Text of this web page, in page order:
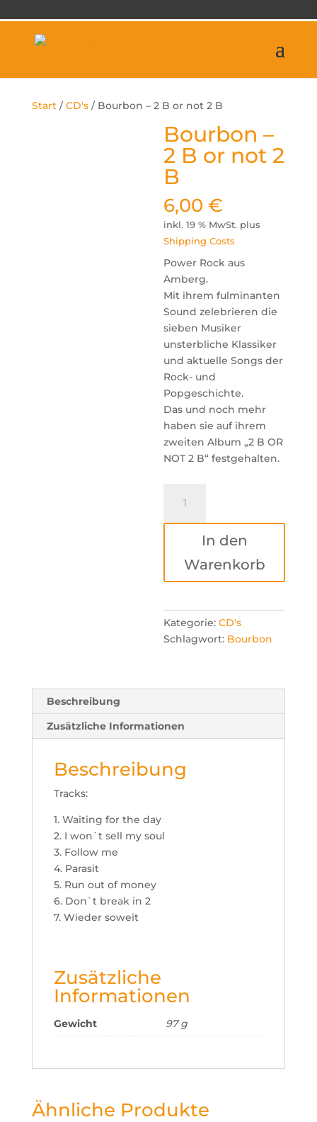
Start/CD's/ Bourbon – 2 B or not 2 B
Bourbon –
2 B or not 2
B
6,00€
inkl. 19 % MwSt. plus
Shipping Costs
Power Rock aus
Amberg.
Mit ihrem fulminanten
Sound zelebrieren die
sieben Musiker
unsterbliche Klassiker
und aktuelle Songs der
Rock- und
Popgeschichte.
Das und noch mehr
haben sie auf ihrem
zweiten Album „2 B OR
NOT 2 B“ festgehalten.
2
Menge
In den
Warenkorb
Kategorie:CD's
Schlagwort: Bourbon
Beschreibung
Zusätzliche Informationen
Beschreibung
Tracks:
1. Waiting for the day
2. I won`t sell my soul
3. Follow me
4. Parasit
5. Run out of money
6. Don`t break in 2
7. Wieder soweit
Zusätzliche
Informationen
Gewicht 97 g
Ähnliche Produkte